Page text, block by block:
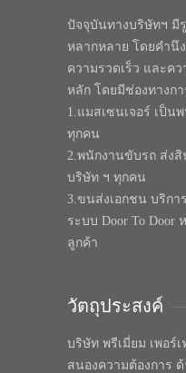
ปัจจุบันทางบริษัทฯ มี
หลากหลาย โดยคำนึ
ความรวดเร็ว และค
หลัก โดยมีช่องทางก
1.แมสเซนเจอร์ เป็น
ทุกคน
2.พนักงานขับรถ ส่ง
บริษัท ฯ ทุกคน
3.ขนส่งเอกชน บริกา
ระบบ Door To Door
ลูกค้า
วัตถุประสงค์
บริษัท พรีเมี่ยม เพอร์
สนองความต้องการ